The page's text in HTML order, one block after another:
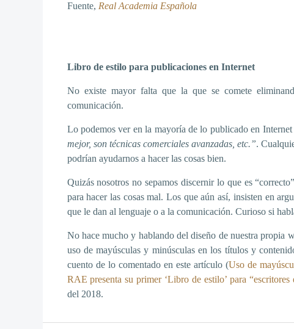
Fuente, Real Academia Española
Libro de estilo para publicaciones en Internet
No existe mayor falta que la que se comete
comunicación.
Lo podemos ver en la mayoría de lo publicado en
mejor, son técnicas comerciales avanzadas, etc.”.
podrían ayudarnos a hacer las cosas bien.
Quizás nosotros no sepamos discernir lo que es
para hacer las cosas mal. Los que aún así, insisten en
que le dan al lenguaje o a la comunicación. Curioso si
No hace mucho y hablando del diseño de nuestra propia
uso de mayúsculas y minúsculas en los títulos y
cuento de lo comentado en este artículo (Uso de
RAE presenta su primer ‘Libro de estilo’ para “escritores
del 2018.